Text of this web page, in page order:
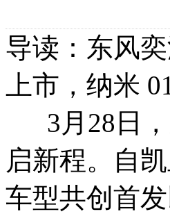
导读：东风
上市，纳米
3月28日，
启新程。自
车型共创首